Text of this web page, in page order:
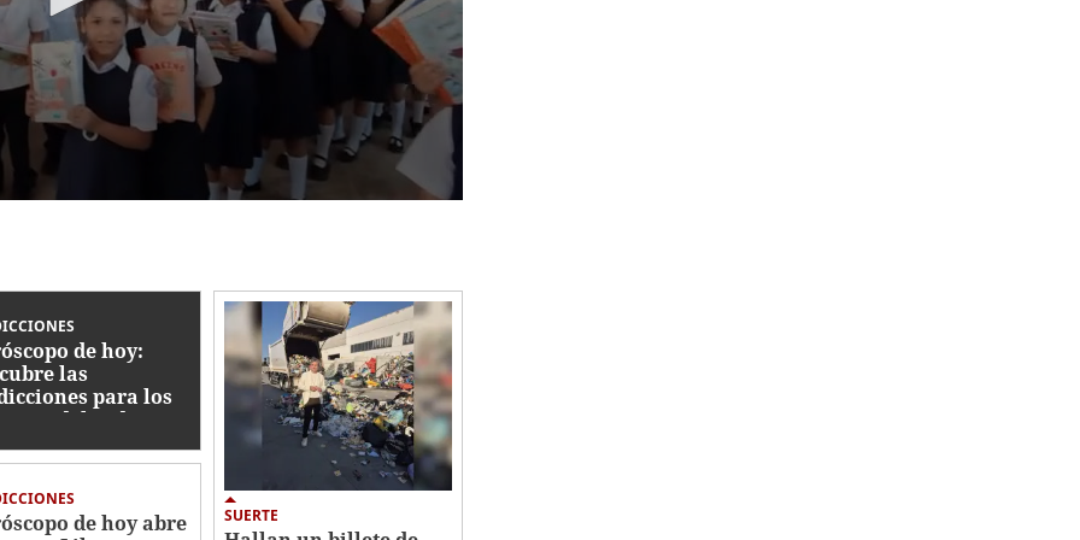
de hoy:
las
para los
del zodiaco
de hoy abre
SUERTE